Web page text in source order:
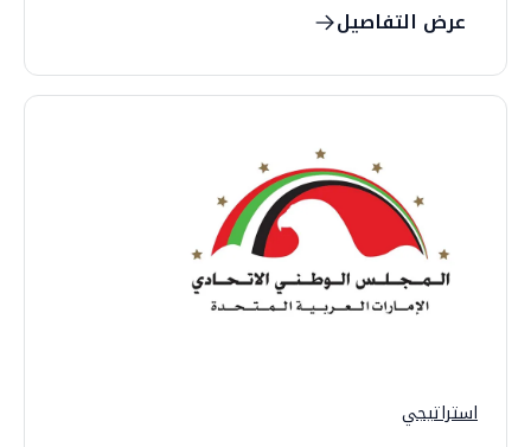
عرض التفاصيل
استراتيجي